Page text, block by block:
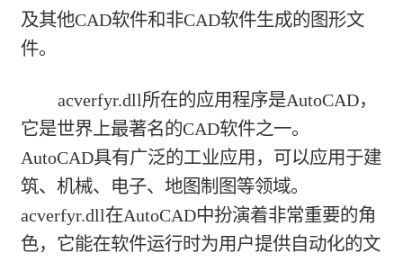
及其他CAD软件和非CAD软件生成的图形文
件。
acverfyr.dll所在的应用程序是AutoCAD，
它是世界上最著名的CAD软件之一。
AutoCAD具有广泛的工业应用，可以应用于建
筑、机械、电子、地图制图等领域。
acverfyr.dll在AutoCAD中扮演着非常重要的角
色，它能在软件运行时为用户提供自动化的文